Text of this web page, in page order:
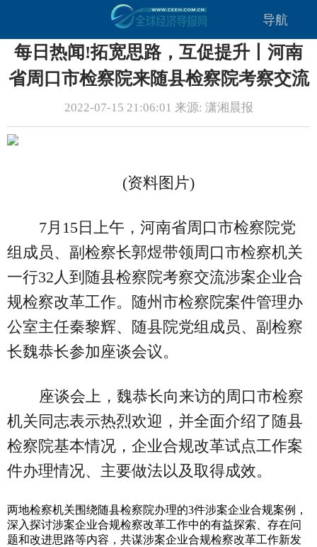
导航
每日热闻!拓宽思路，互促提升丨河南
省周口市检察院来随县检察院考察交流
2022-07-15 21:06:01 来源: 潇湘晨报
(资料图片)
7月15日上午，河南省周口市检察院党
组成员、副检察长郭煜带领周口市检察机关
一行32人到随县检察院考察交流涉案企业合
规检察改革工作。随州市检察院案件管理办
公室主任秦黎辉、随县院党组成员、副检察
长魏恭长参加座谈会议。
座谈会上，魏恭长向来访的周口市检察
机关同志表示热烈欢迎，并全面介绍了随县
检察院基本情况，企业合规改革试点工作案
件办理情况、主要做法以及取得成效。
两地检察机关围绕随县检察院办理的3件涉案企业合规案例，
深入探讨涉案企业合规检察改革工作中的有益探索、存在问
题和改进思路等内容，共谋涉案企业合规检察改革工作新发